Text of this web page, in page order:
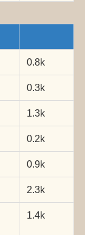
0.8k
0.3k
1.3k
0.2k
0.9k
2.3k
1.4k